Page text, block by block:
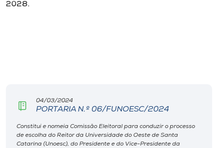
Museu
2028.
04/03/2024
PORTARIA N.º 06/FUNOESC/2024
Constitui e nomeia Comissão Eleitoral para conduzir o processo
de escolha do Reitor da Universidade do Oeste de Santa
Catarina (Unoesc), do Presidente e do Vice-Presidente da